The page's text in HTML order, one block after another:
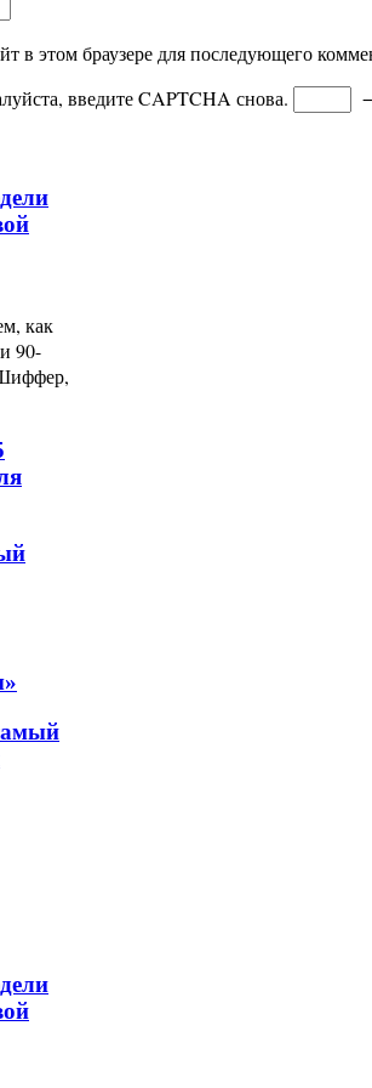
в этом браузере для последующего
введите CAPTCHA снова.
−
как
90-